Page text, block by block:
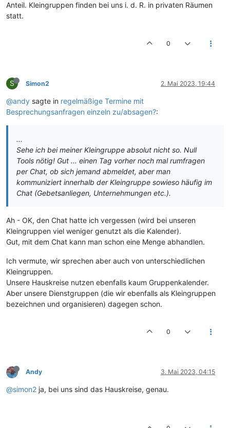
Anteil. Kleingruppen finden bei uns i. d. R. in privaten Räumen
statt.
0
S Simon2 2. Mai 2023, 19:44
@andy sagte in regelmäßige Termine mit
Besprechungsanfragen einzeln zu/absagen?:
...
Sehe ich bei meiner Kleingruppe absolut nicht so. Null
Tools nötig! Gut ... einen Tag vorher noch mal rumfragen
per Chat, ob sich jemand abmeldet, aber man
kommuniziert innerhalb der Kleingruppe sowieso häufig im
Chat (Gebetsanliegen, Unternehmungen etc.).
Ah - OK, den Chat hatte ich vergessen (wird bei unseren
Kleingruppen viel weniger genutzt als die Kalender).
Gut, mit dem Chat kann man schon eine Menge abhandlen.
Ich vermute, wir sprechen aber auch von unterschiedlichen
Kleingruppen.
Unsere Hauskreise nutzen ebenfalls kaum Gruppenkalender.
Aber unsere Dienstgruppen (die wir ebenfalls als Kleingruppen
bezeichnen und organisieren) dagegen schon.
0
Andy 3. Mai 2023, 04:15
@simon2 ja, bei uns sind das Hauskreise, genau.